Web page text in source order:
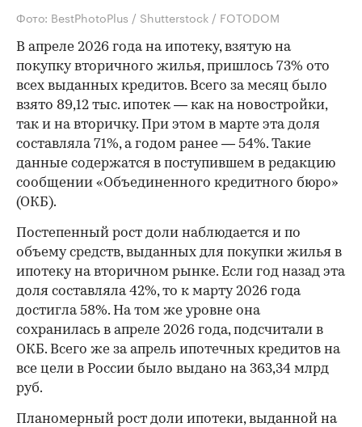
Фото: BestPhotoPlus / Shutterstock / FOTODOM
В апреле 2026 года на ипотеку, взятую на
покупку вторичного жилья, пришлось 73% ото
всех выданных кредитов. Всего за месяц было
взято 89,12 тыс. ипотек — как на новостройки,
так и на вторичку. При этом в марте эта доля
составляла 71%, а годом ранее — 54%. Такие
данные содержатся в поступившем в редакцию
сообщении «Объединенного кредитного бюро»
(ОКБ).
Постепенный рост доли наблюдается и по
объему средств, выданных для покупки жилья в
ипотеку на вторичном рынке. Если год назад эта
доля составляла 42%, то к марту 2026 года
достигла 58%. На том же уровне она
сохранилась в апреле 2026 года, подсчитали в
ОКБ. Всего же за апрель ипотечных кредитов на
все цели в России было выдано на 363,34 млрд
руб.
Планомерный рост доли ипотеки, выданной на